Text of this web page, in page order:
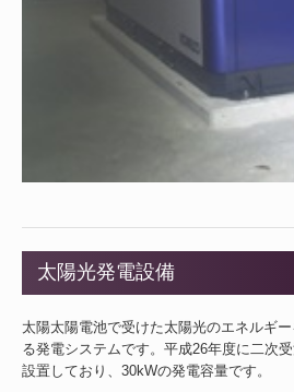
太陽光発電設備
太陽太陽電池で受けた太陽光のエネルギ
る発電システムです。平成26年度に二次
設置しており、30kWの発電容量です。